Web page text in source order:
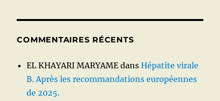
COMMENTAIRES RÉCENTS
EL KHAYARI MARYAME dansHépatite virale
B. Après les recommandations européennes
de 2025.